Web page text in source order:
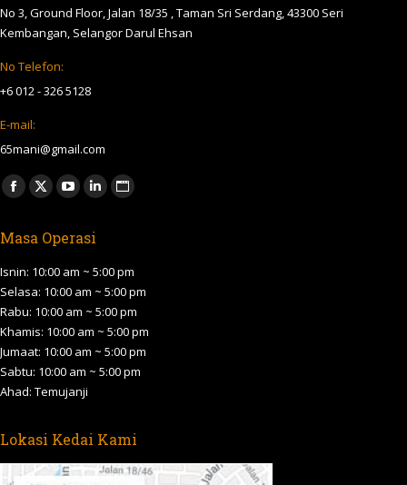
No 3, Ground Floor, Jalan 18/35 , Taman Sri Serdang, 43300 Seri
Kembangan, Selangor Darul Ehsan
No Telefon:
+6 012 - 326 5128
E-mail:
65mani@gmail.com
Find us on:
Facebook
opens
in
new
window
X
opens
in
new
window
YouTube
opens
in
new
window
Linkedin
opens
in
new
window
Website
in
new
window
Masa Operasi
Isnin: 10:00 am ~ 5:00 pm
Selasa: 10:00 am ~ 5:00 pm
Rabu: 10:00 am ~ 5:00 pm
Khamis: 10:00 am ~ 5:00 pm
Jumaat: 10:00 am ~ 5:00 pm
Sabtu: 10:00 am ~ 5:00 pm
Ahad: Temujanji
Lokasi Kedai Kami